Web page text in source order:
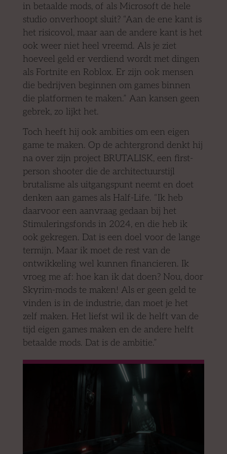
in betaalde mods, of als Microsoft de hele
studio onverhoopt sluit? “Aan de ene kant is
het risicovol, maar aan de andere kant is het
ook weer niet heel vreemd. Als je ziet
hoeveel geld er verdiend wordt met dingen
als Fortnite en Roblox. Er zijn ook mensen
die bedrijven beginnen om games binnen
die platformen te maken.” Aan kansen geen
gebrek, zo lijkt het.
Toch heeft hij ook ambities om een eigen
game te maken. Op de achtergrond denkt hij
na over zijn project BRUTALISK, een first-
person shooter die de architectuurstijl
brutalisme als uitgangspunt neemt en doet
denken aan games als Half-Life. “Ik heb
daarvoor een aanvraag gedaan bij het
Stimuleringsfonds in 2024, en die heb ik
ook gekregen. Dat is een doel voor de lange
termijn. Maar ik moet de rest van de
ontwikkeling wel kunnen financieren. Ik
vroeg me af: hoe kan ik dat doen? Nou, door
Skyrim-mods te maken! Als er geen geld te
vinden is in de industrie, dan moet je het
zelf maken. Het liefst wil ik de helft van de
tijd eigen games maken en de andere helft
betaalde mods. Dat is de ambitie.”